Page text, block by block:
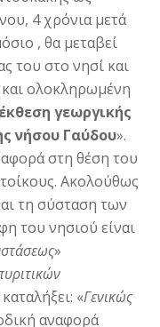
4 χρόνια μετά
, θα μεταβεί
του στο νησί και
ολοκληρωμένη
γεωργικής
νήσου Γαύδου».
στη θέση του
Ακολούθως
τη σύσταση των
του νησιού είναι
»
«Γενικώς
αναφορά